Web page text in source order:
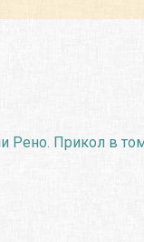
Прикол в